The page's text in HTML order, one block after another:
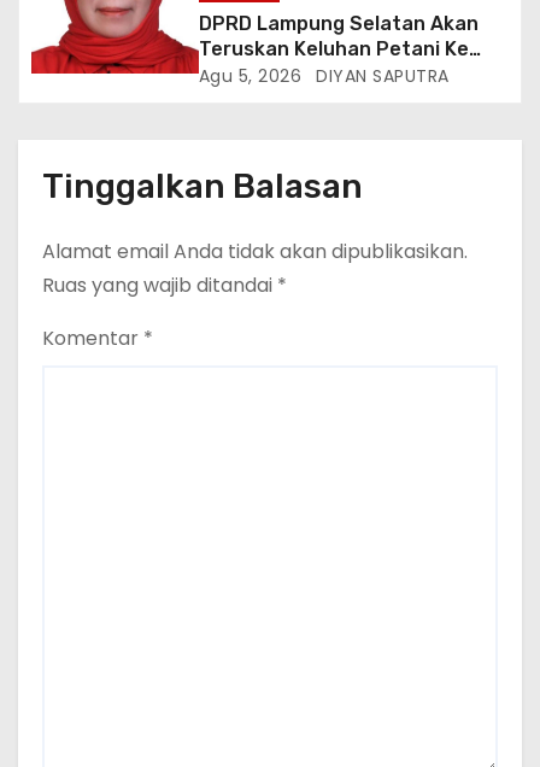
DPRD Lampung Selatan Akan
Teruskan Keluhan Petani Ke
Dinas Terkait, Minta Audit
Agu 5, 2026 DIYAN SAPUTRA
Tinggalkan Balasan
Alamat email Anda tidak akan dipublikasikan.
Ruas yang wajib ditandai *
Komentar *